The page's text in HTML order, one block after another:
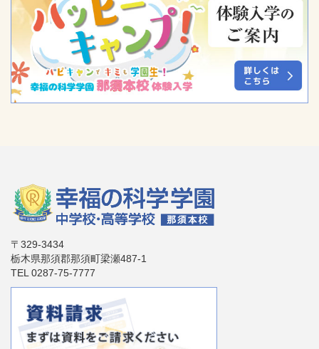
〒329-3434
栃木県那須郡那須町梁瀬487-1
TEL 0287-75-7777